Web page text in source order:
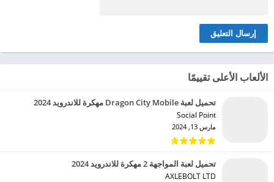
الألعاب الأعلى تقييمًا
تحميل لعبة Dragon City Mobile مهكرة للاندرويد 2024
Social Point‏
مارس 13, 2024
تحميل لعبة المواجهة 2 مهكرة للاندرويد 2024
AXLEBOLT LTD‏